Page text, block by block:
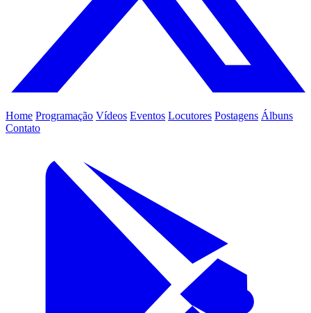
Home Programação Vídeos Eventos Locutores Postagens Álbuns
Contato